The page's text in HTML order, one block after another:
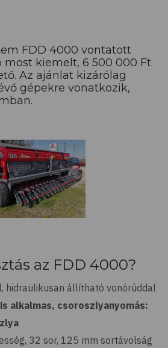
FDD 4000 vontatott
most kiemelt, 6 500 000 Ft
Az ajánlat kizárólag
gépekre vonatkozik,
az FDD 4000?
hidraulikusan állítható vonórúddal
alkalmas, csoroszlyanyomás:
32 sor, 125 mm sortávolság